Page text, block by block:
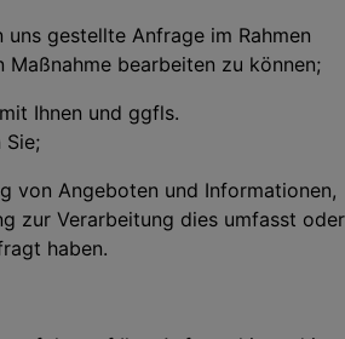
uns gestellte Anfrage im Rahmen
bearbeiten zu können;
Ihnen und ggfls.
Sie;
von Angeboten und Informationen,
zur Verarbeitung dies umfasst oder
haben.